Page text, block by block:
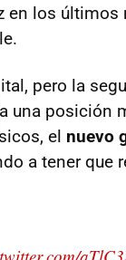
en los
pero la
una posición
el nuevo
a tener que